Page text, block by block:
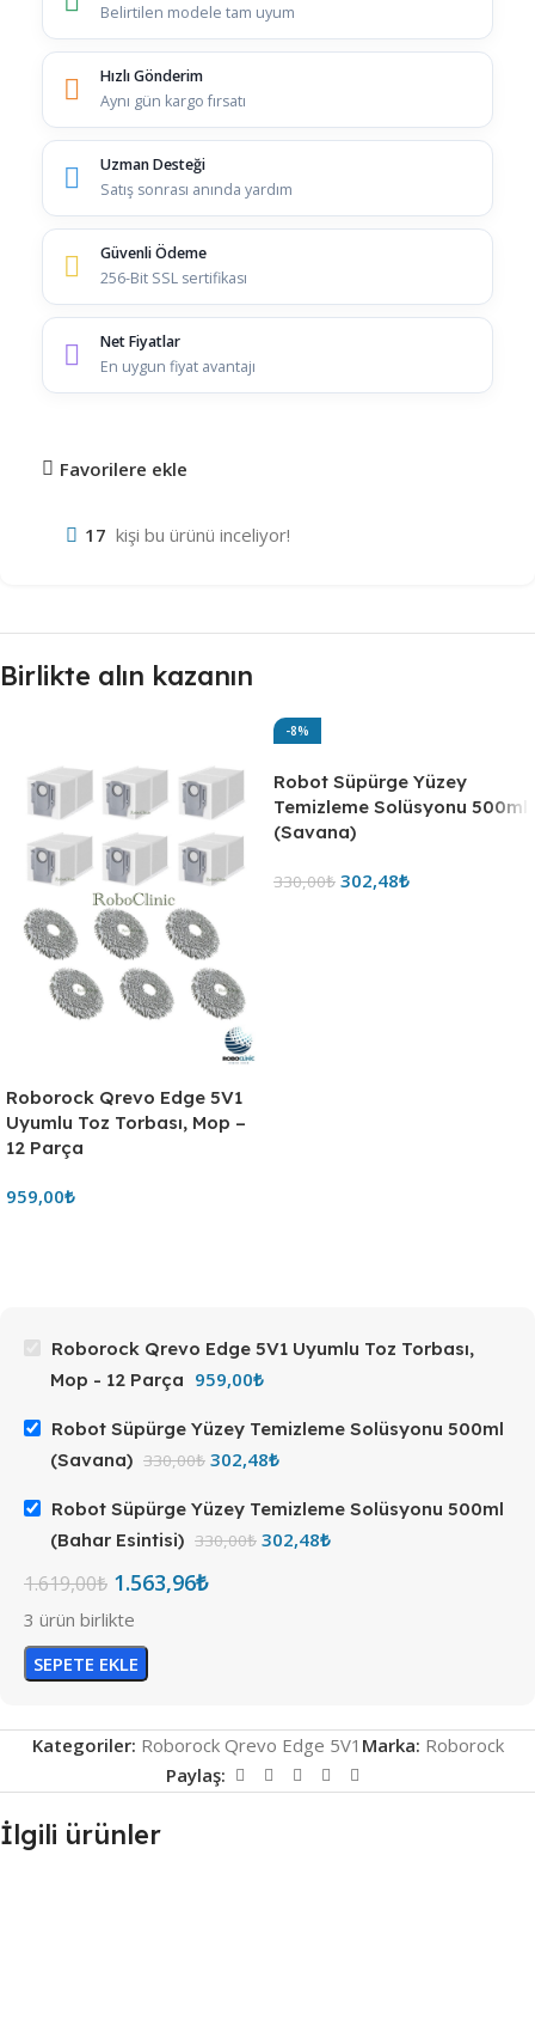
Belirtilen modele tam uyum
Hızlı Gönderim
Aynı gün kargo fırsatı
Uzman Desteği
Satış sonrası anında yardım
Güvenli Ödeme
256-Bit SSL sertifikası
Net Fiyatlar
En uygun fiyat avantajı
Favorilere ekle
17 kişi bu ürünü inceliyor!
Birlikte alın kazanın
Roborock Qrevo Edge 5V1
Uyumlu Toz Torbası, Mop –
12 Parça
959,00₺
-8%
Robot Süpürge Yüzey
Temizleme Solüsyonu 500ml
(Savana)
330,00₺ 302,48₺
Roborock Qrevo Edge 5V1 Uyumlu Toz Torbası,
Mop - 12 Parça 959,00₺
Robot Süpürge Yüzey Temizleme Solüsyonu 500ml
(Savana) 330,00₺ 302,48₺
Robot Süpürge Yüzey Temizleme Solüsyonu 500ml
(Bahar Esintisi) 330,00₺ 302,48₺
1.619,00₺ 1.563,96₺
3 ürün birlikte
SEPETE EKLE
Kategoriler: Roborock Qrevo Edge 5V1 Marka: Roborock
Paylaş:
İlgili ürünler